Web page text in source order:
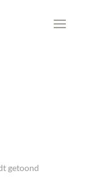
getoond